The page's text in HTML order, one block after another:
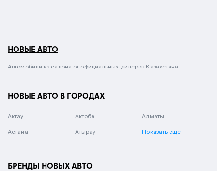
НОВЫЕ АВТО
Автомобили из салона от официальных дилеров Казахстана.
НОВЫЕ АВТО В ГОРОДАХ
Актау Актобе Алматы
Астана Атырау Показать еще
БРЕНДЫ НОВЫХ АВТО